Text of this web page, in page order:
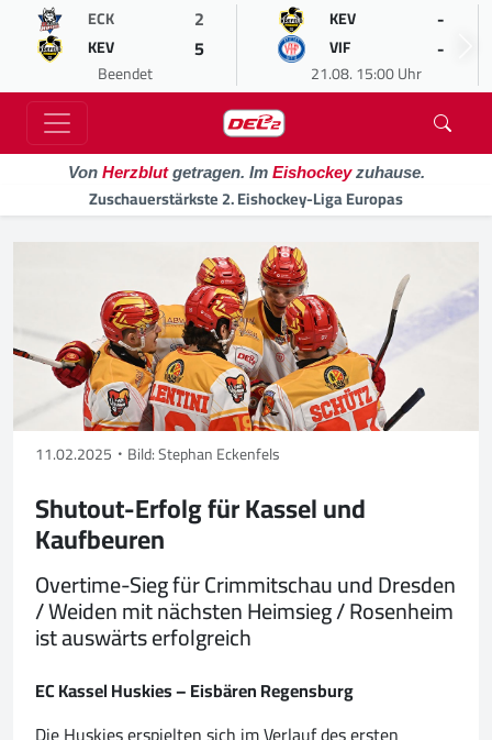
ECK 2
KEV 5
Beendet
KEV -
VIF -
21.08. 15:00 Uhr
Von Herzblutgetragen. Im Eishockeyzuhause.
Zuschauerstärkste 2. Eishockey-Liga Europas
11.02.2025 Bild: Stephan Eckenfels
Shutout-Erfolg für Kassel und
Kaufbeuren
Overtime-Sieg für Crimmitschau und Dresden
/ Weiden mit nächsten Heimsieg / Rosenheim
ist auswärts erfolgreich
EC Kassel Huskies – Eisbären Regensburg